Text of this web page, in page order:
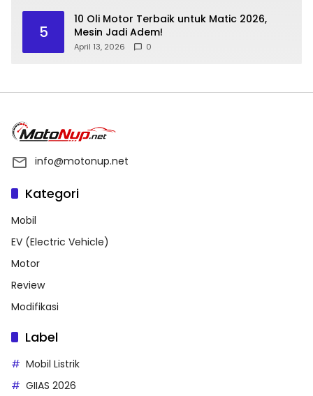
5
10 Oli Motor Terbaik untuk Matic 2026,
Mesin Jadi Adem!
April 13, 2026 0
info@motonup.net
Kategori
Mobil
EV (Electric Vehicle)
Motor
Review
Modifikasi
Label
Mobil Listrik
GIIAS 2026